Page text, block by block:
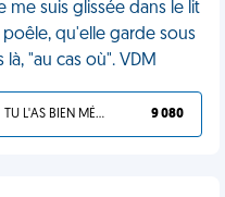
suis glissée dans le lit
qu'elle garde sous
"au cas où". VDM
TU L'AS BIEN MÉRITÉ 9 080